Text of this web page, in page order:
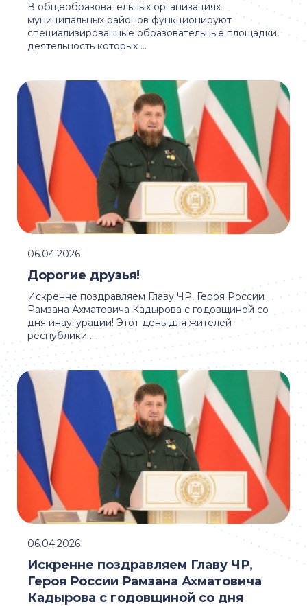
В общеобразовательных организациях
муниципальных районов функционируют
специализированные образовательные площадки,
деятельность которых ...
Искренне поздравляем Главу ЧР, Героя России
Рамзана Ахматовича Кадырова с годовщиной со
дня инаугурации! Этот день для жителей
республики ...
Дорогие друзья!
06.04.2026
Искренне поздравляем Главу ЧР,
Героя России Рамзана Ахматовича
Кадырова с годовщиной со дня
06.04.2026